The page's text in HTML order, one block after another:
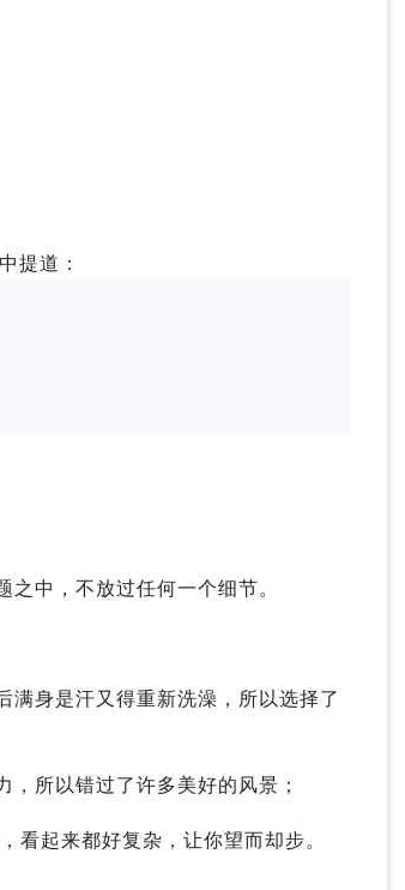
提道：
中，不放过任何一个细节。
满身是汗又得重新洗澡，所以选择了
所以错过了许多美好的风景；
看起来都好复杂，让你望而却步。